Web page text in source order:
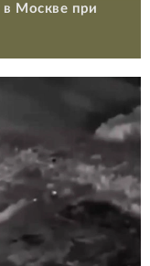
в Москве при